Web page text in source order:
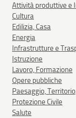
Attività produttive e
Cultura
Edilizia, Casa
Energia
Infrastrutture e
Istruzione
Lavoro, Formazione
Opere pubbliche
Paesaggio,
Protezione Civile
Salute